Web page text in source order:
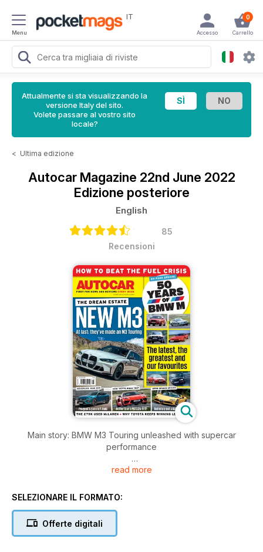
Menu
IT 0
Carrello
Accesso
Attualmente si sta visualizzando la
versione Italy del sito.
Volete passare al vostro sito
locale?
< Ultima edizione
Autocar Magazine 22nd June 2022
Edizione posteriore
English
85
Recensioni
Main story: BMW M3 Touring unleashed with supercar
performance
Other stories:
Electrogenic Mini Cooper
read more
SELEZIONARE IL FORMATO:
Offerte digitali